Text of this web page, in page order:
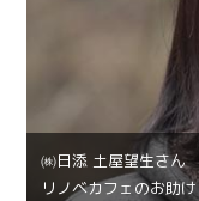
㈱日添 土屋望生さん
リノベカフェのお助